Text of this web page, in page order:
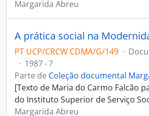
Margarida Abreu
PT UCP/CRCW CDMA/G/149 ·
· 1987 - ?
Parte de Coleção documental
[Texto de Maria do Carmo Falcão
do Instituto Superior de Serviço
Margarida Abreu